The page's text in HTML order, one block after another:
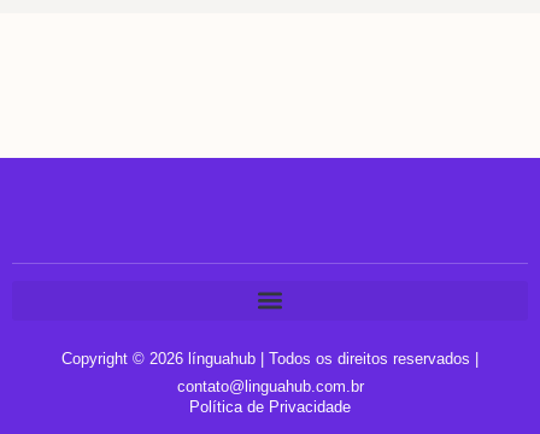
Copyright © 2026 línguahub | Todos os direitos reservados |
contato@linguahub.com.br
Política de Privacidade